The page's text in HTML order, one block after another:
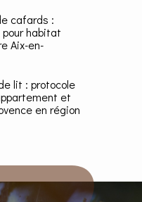
cafards :
habitat
Aix-en-
lit : protocole
et
en région